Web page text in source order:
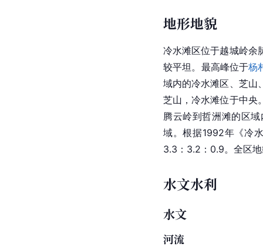
地形地貌
冷水滩区位于越城岭余
较平坦。最高峰位于杨
域内的冷水滩区、芝山
芝山，冷水滩位于中央
腾云岭到哲洲滩的区域
域。根据1992年《冷
3.3：3.2：0.9。全区
水文水利
水文
河流